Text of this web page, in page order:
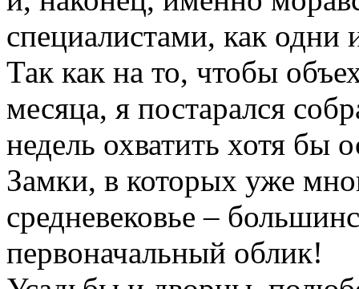
специалистами, как
Так как на то, чтобы
месяца, я постарался
недель охватить хотя бы
Замки, в которых уже
средневековье –
первоначальный облик!